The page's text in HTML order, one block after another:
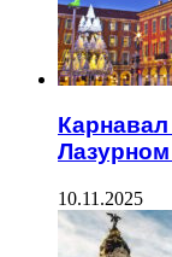
Лазурном
10.11.2025